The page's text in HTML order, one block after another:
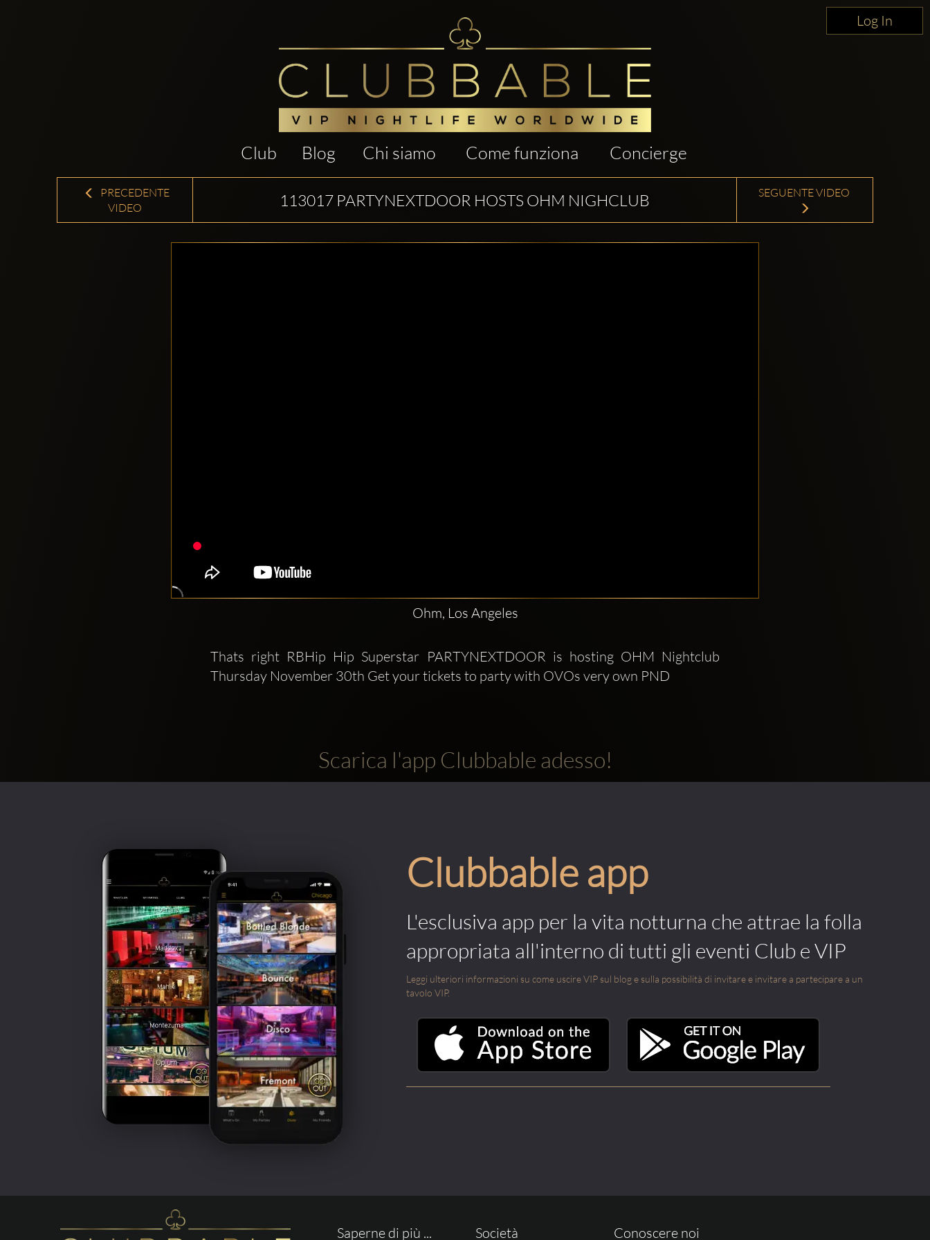
Log In
Club Blog Chi siamo Come funziona Concierge
PRECEDENTE
VIDEO
113017 PARTYNEXTDOOR HOSTS OHM NIGHCLUB SEGUENTE VIDEO
Ohm, Los Angeles
Thats right RBHip Hip Superstar PARTYNEXTDOOR is hosting OHM Nightclub
Thursday November 30th Get your tickets to party with OVOs very own PND
Scarica l'app Clubbable adesso!
Clubbable app
L'esclusiva app per la vita notturna che attrae la folla
appropriata all'interno di tutti gli eventi Club e VIP
Leggi ulteriori informazioni su come uscire VIP sul blog e sulla possibilità di invitare e invitare a partecipare a un
tavolo VIP.
Saperne di più ... Società Conoscere noi